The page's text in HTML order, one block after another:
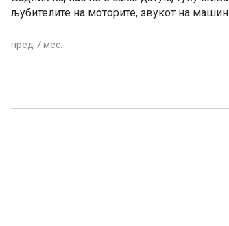
љубителите на моторите, звукот на
пред 7 мес.